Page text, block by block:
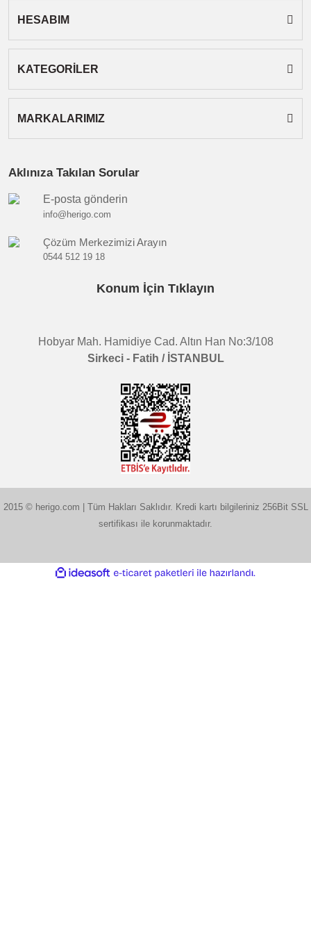
Gönder
HESABIM
KATEGORİLER
MARKALARIMIZ
Aklınıza Takılan Sorular
E-posta gönderin
info@herigo.com
Çözüm Merkezimizi Arayın
0544 512 19 18
Konum İçin Tıklayın
Hobyar Mah. Hamidiye Cad. Altın Han No:3/108
Sirkeci - Fatih / İSTANBUL
2015 © herigo.com | Tüm Hakları Saklıdır. Kredi kartı bilgileriniz 256Bit SSL
sertifikası ile korunmaktadır.
ideasoft
e-